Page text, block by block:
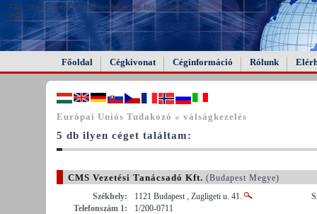
FAIL (the browser should render some flash content, not
this).
Főoldal Cégkivonat Céginformáció Rólunk
Európai Uniós Tudakozó « válságkezelés
5 db ilyen céget találtam:
CMS Vezetési Tanácsadó Kft. (Budapest Megye)
Székhely:
1121 Budapest , Zugligeti u. 41.
Telefonszám 1:
1/200-0711